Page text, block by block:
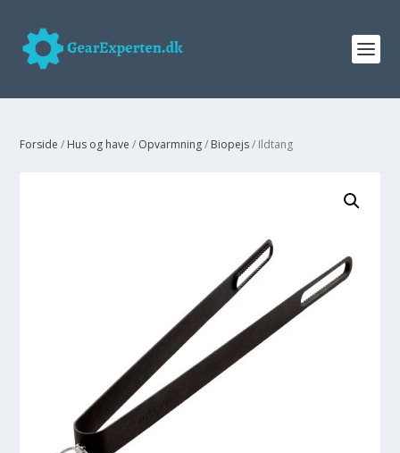
Forside / Hus og have / Opvarmning/ Biopejs/ Ildtang